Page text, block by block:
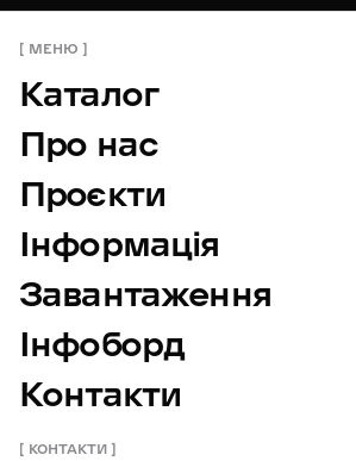
МЕНЮ
Каталог
Про нас
Проєкти
Інформація
Завантаження
Інфоборд
Контакти
КОНТАКТИ